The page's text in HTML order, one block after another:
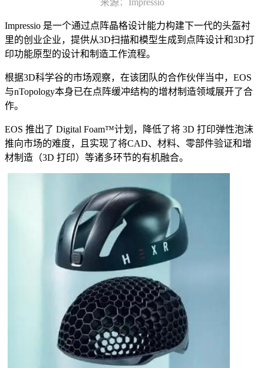
来源：Impressio
Impressio 是一个通过点阵晶格设计能力构建下一代的头盔衬
里的创业企业，提供从3D扫描和模型生成到点阵设计和3D打
印功能原型的设计和制造工作流程。
根据3D科学谷的市场观察，在该团队的合作伙伴当中，EOS
与nTopology本身已在点阵缓冲结构的增材制造领域展开了合
作。
EOS 推出了 Digital Foam™计划，降低了将 3D 打印弹性泡沫
推向市场的难度，且实现了将CAD、材料、零部件验证和增
材制造（3D 打印）等诸多环节的有机融合。